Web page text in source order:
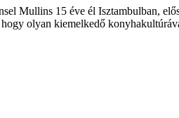
Mullins 15 éve él Isztambulban,
olyan kiemelkedő